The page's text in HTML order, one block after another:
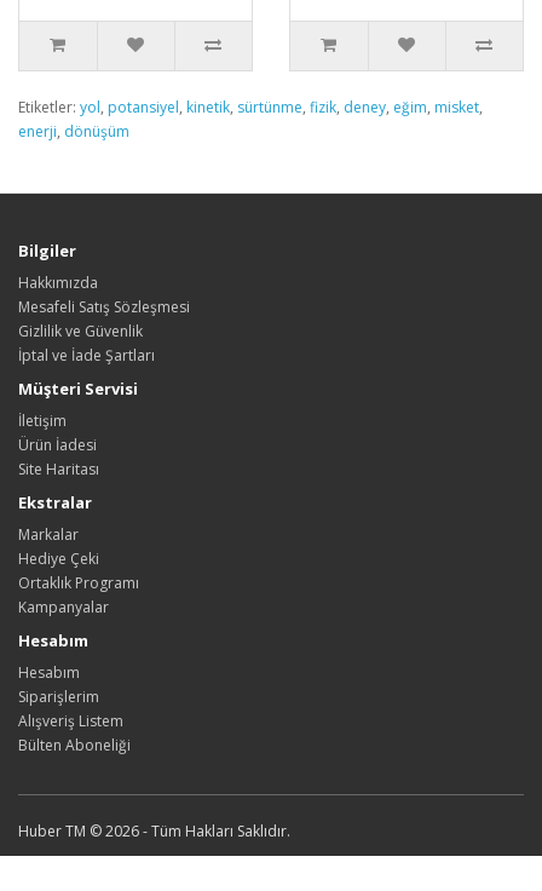
Etiketler: yol, potansiyel, kinetik, sürtünme, fizik, deney, eğim, misket,
enerji, dönüşüm
Bilgiler
Hakkımızda
Mesafeli Satış Sözleşmesi
Gizlilik ve Güvenlik
İptal ve İade Şartları
Müşteri Servisi
İletişim
Ürün İadesi
Site Haritası
Ekstralar
Markalar
Hediye Çeki
Ortaklık Programı
Kampanyalar
Hesabım
Hesabım
Siparişlerim
Alışveriş Listem
Bülten Aboneliği
Huber TM © 2026 - Tüm Hakları Saklıdır.